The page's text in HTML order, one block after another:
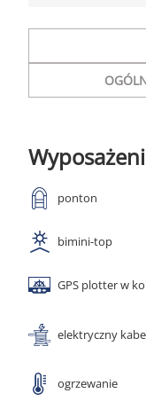
ponton
bimini-top
GPS plotter w
elektryczny
ogrzewanie